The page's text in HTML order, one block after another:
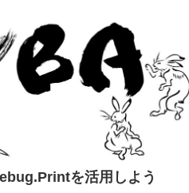
を活用しよう